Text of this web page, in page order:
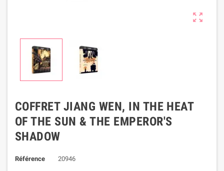

COFFRET JIANG WEN, IN THE HEAT
OF THE SUN & THE EMPEROR'S
SHADOW
Référence 20946